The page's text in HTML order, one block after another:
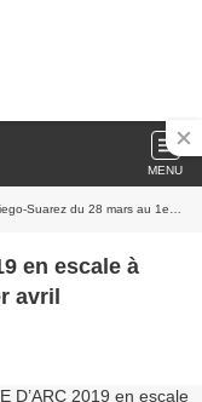
MENU
Suarez du 28 mars au 1er avril
en escale à
avril